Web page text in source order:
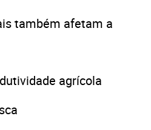
também afetam a
agrícola